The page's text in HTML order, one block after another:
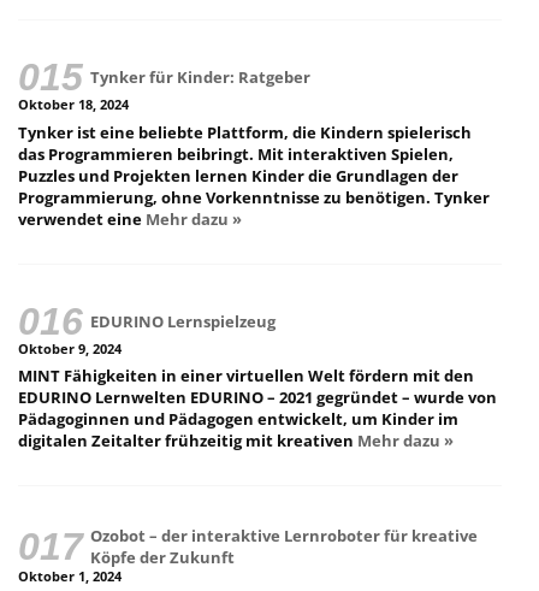
Tynker für Kinder: Ratgeber
Oktober 18, 2024
Tynker ist eine beliebte Plattform, die Kindern spielerisch
das Programmieren beibringt. Mit interaktiven Spielen,
Puzzles und Projekten lernen Kinder die Grundlagen der
Programmierung, ohne Vorkenntnisse zu benötigen. Tynker
verwendet eine Mehr dazu »
EDURINO Lernspielzeug
Oktober 9, 2024
MINT Fähigkeiten in einer virtuellen Welt fördern mit den
EDURINO Lernwelten EDURINO – 2021 gegründet – wurde von
Pädagoginnen und Pädagogen entwickelt, um Kinder im
digitalen Zeitalter frühzeitig mit kreativen Mehr dazu »
Ozobot – der interaktive Lernroboter für kreative
Köpfe der Zukunft
Oktober 1, 2024